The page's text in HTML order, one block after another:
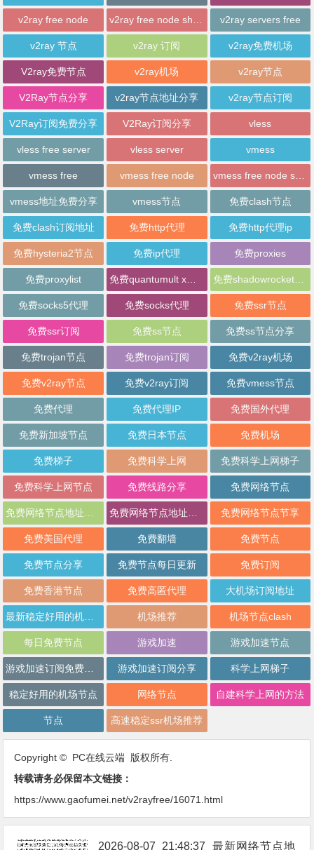
v2ray free node v2ray servers free
v2ray 节点 v2ray 订阅 v2ray免费机场
V2ray免费节点 v2ray机场 v2ray节点
V2Ray节点分享 v2ray节点地址分享 v2ray节点订阅
V2Ray订阅免费分享 V2Ray订阅分享 vless
vless free server vless server vmess
vmess free vmess free node vmess free node sharing
vmess地址免费分享 vmess节点 免费clash节点
免费clash订阅地址 免费http代理 免费http代理ip
免费hysteria2节点 免费ip代理 免费proxies
免费proxylist 免费shadowrocket节点
免费socks5代理 免费socks代理 免费ssr节点
免费ssr订阅 免费ss节点 免费ss节点分享
免费trojan节点 免费trojan订阅 免费v2ray机场
免费v2ray节点 免费v2ray订阅 免费vmess节点
免费代理 免费代理IP 免费国外代理
免费新加坡节点 免费日本节点 免费机场
免费梯子 免费科学上网 免费科学上网梯子
免费科学上网节点 免费线路分享 免费网络节点
免费网络节点节享
免费美国代理 免费翻墙 免费节点
免费节点分享 免费节点每日更新 免费订阅
免费香港节点 免费高匿代理 大机场订阅地址
机场推荐 机场节点clash
每日免费节点 游戏加速 游戏加速节点
游戏加速订阅分享 科学上网梯子
稳定好用的机场节点 网络节点 自建科学上网的方法
节点 高速稳定ssr机场推荐
Copyright © PC在线云端 版权所有.
转载请务必保留本文链接：
https://www.gaofumei.net/v2rayfree/16071.html
2026-08-07_21:48:37_最新网络节点地